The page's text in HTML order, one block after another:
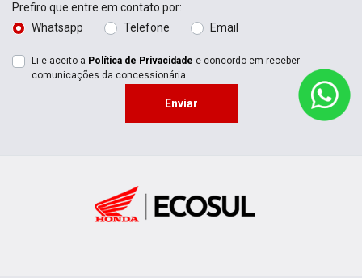
Prefiro que entre em contato por:
Whatsapp
Telefone Email
Li e aceito a Política de Privacidade e concordo em receber
comunicações da concessionária.
Enviar